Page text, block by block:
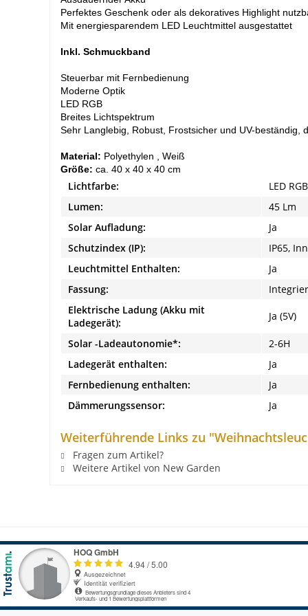
Perfektes Geschenk oder als dekoratives Highlight
Mit energiesparendem LED Leuchtmittel ausgestattet
Inkl. Schmuckband
Steuerbar mit Fernbedienung
Moderne Optik
LED RGB
Breites Lichtspektrum
Sehr Langlebig, Robust, Frostsicher und UV-beständig,
Material: Polyethylen , Weiß
Größe: ca. 40 x 40 x 40 cm
Lichtfarbe:
LED
Lumen:
45 Lm
Solar Aufladung:
Ja
Schutzindex (IP):
IP65,
Leuchtmittel Enthalten:
Ja
Fassung:
Elektrische Ladung (Akku mit
Ladegerät):
Ja (5V)
Solar -Ladeautonomie*:
2-6H
Ladegerät enthalten:
Ja
Fernbedienung enthalten:
Ja
Dämmerungssensor:
Ja
Weiterführende Links zu
Fragen zum Artikel?
Weitere Artikel von New Garden